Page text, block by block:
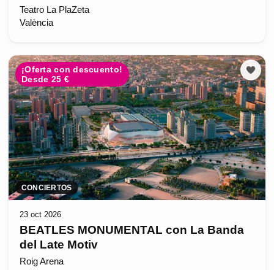
Teatro La PlaZeta
València
¡Oferta con descuento!
Desde 25 €
CONCIERTOS
23 oct 2026
BEATLES MONUMENTAL con La Banda
del Late Motiv
Roig Arena